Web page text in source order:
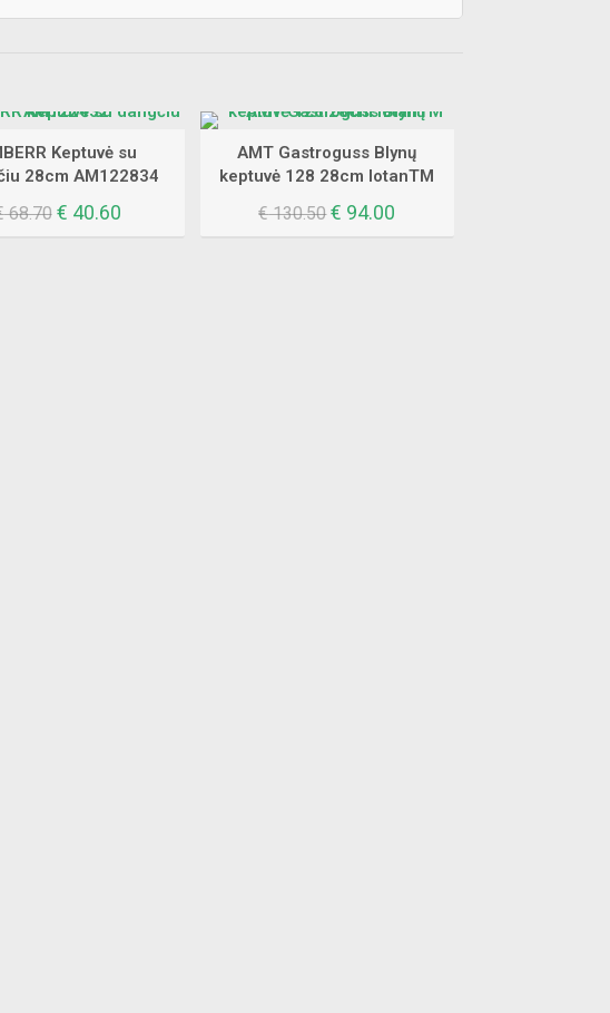
8512-
Keptuvė su
28cm AM122834
68.70 Original
€ 40.60Current
AMT Gastroguss Blynų
keptuvė 128 28cm lotanTM
€130.50Original
€ 94.00